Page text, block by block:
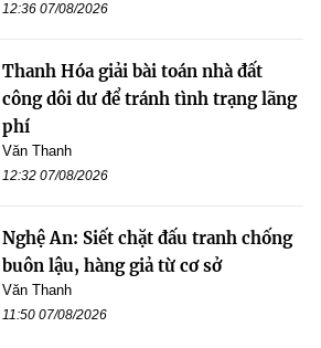
12:36 07/08/2026
Thanh Hóa giải bài toán nhà đất
công dôi dư để tránh tình trạng lãng
phí
Văn Thanh
12:32 07/08/2026
Nghệ An: Siết chặt đấu tranh chống
buôn lậu, hàng giả từ cơ sở
Văn Thanh
11:50 07/08/2026